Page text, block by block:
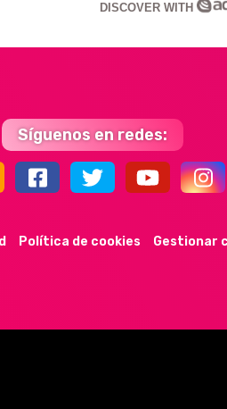
DISCOVER WITH
Síguenos en redes:
Política de cookies Gestionar